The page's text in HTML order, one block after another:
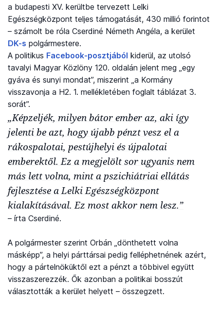
a budapesti XV. kerültbe tervezett Lelki
Egészségközpont teljes támogatását, 430 millió forintot
– számolt be róla Cserdiné Németh Angéla, a kerület
DK-s polgármestere.
A politikus Facebook-posztjából kiderül, az utolsó
tavalyi Magyar Közlöny 120. oldalán jelent meg „egy
gyáva és sunyi mondat”, miszerint „a Kormány
visszavonja a H2. 1. mellékletében foglalt táblázat 3.
sorát”.
„Képzeljék, milyen bátor ember az, aki így
jelenti be azt, hogy újabb pénzt vesz el a
rákospalotai, pestújhelyi és újpalotai
emberektől. Ez a megjelölt sor ugyanis nem
más lett volna, mint a pszichiátriai ellátás
fejlesztése a Lelki Egészségközpont
kialakításával. Ez most akkor nem lesz.”
– írta Cserdiné.
A polgármester szerint Orbán „dönthetett volna
másképp”, a helyi párttársai pedig felléphetnének azért,
hogy a pártelnöküktől ezt a pénzt a többivel együtt
visszaszerezzék. Ők azonban a politikai bosszút
választották a kerület helyett – összegzett.